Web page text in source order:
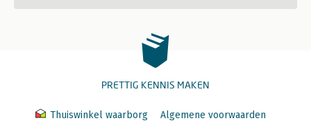
PRETTIG KENNIS MAKEN
Thuiswinkel waarborg
Algemene voorwaarden